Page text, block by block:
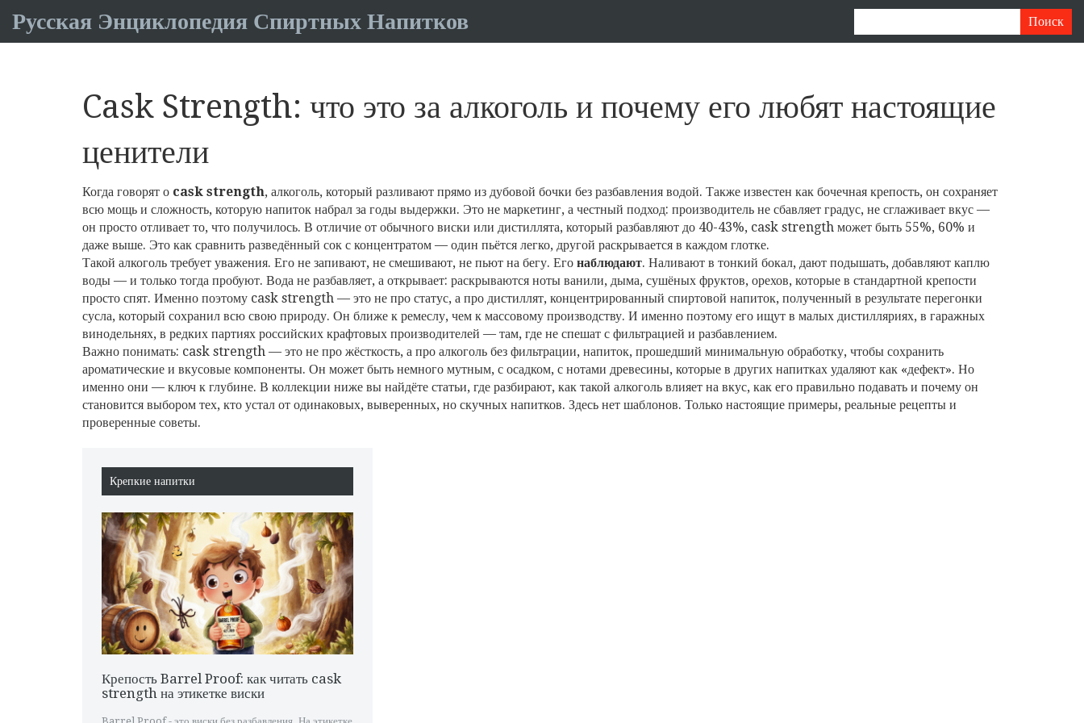
Русская Энциклопедия Спиртных Напитков
Cask Strength: что это за алкоголь и почему его любят настоящие
ценители
Когда говорят о cask strength, алкоголь, который разливают прямо из дубовой бочки без разбавления водой. Также известен как бочечная крепость, он сохраняет
всю мощь и сложность, которую напиток набрал за годы выдержки. Это не маркетинг, а честный подход: производитель не сбавляет градус, не сглаживает вкус —
он просто отливает то, что получилось. В отличие от обычного виски или дистиллята, который разбавляют до 40-43%, cask strength может быть 55%, 60% и
даже выше. Это как сравнить разведённый сок с концентратом — один пьётся легко, другой раскрывается в каждом глотке.
Такой алкоголь требует уважения. Его не запивают, не смешивают, не пьют на бегу. Его наблюдают. Наливают в тонкий бокал, дают подышать, добавляют каплю
воды — и только тогда пробуют. Вода не разбавляет, а открывает: раскрываются ноты ванили, дыма, сушёных фруктов, орехов, которые в стандартной крепости
просто спят. Именно поэтому cask strength — это не про статус, а про дистиллят, концентрированный спиртовой напиток, полученный в результате перегонки
сусла, который сохранил всю свою природу. Он ближе к ремеслу, чем к массовому производству. И именно поэтому его ищут в малых дистилляриях, в гаражных
винодельнях, в редких партиях российских крафтовых производителей — там, где не спешат с фильтрацией и разбавлением.
Важно понимать: cask strength — это не про жёсткость, а про алкоголь без фильтрации, напиток, прошедший минимальную обработку, чтобы сохранить
ароматические и вкусовые компоненты. Он может быть немного мутным, с осадком, с нотами древесины, которые в других напитках удаляют как «дефект». Но
именно они — ключ к глубине. В коллекции ниже вы найдёте статьи, где разбирают, как такой алкоголь влияет на вкус, как его правильно подавать и почему он
становится выбором тех, кто устал от одинаковых, выверенных, но скучных напитков. Здесь нет шаблонов. Только настоящие примеры, реальные рецепты и
проверенные советы.
Крепкие напитки
Крепость Barrel Proof: как читать cask
strength на этикетке виски
Barrel Proof - это виски без разбавления. На этикетке